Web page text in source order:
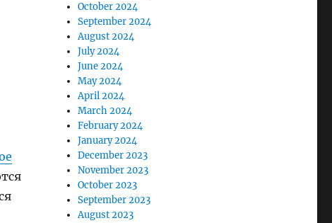
October 2024
September 2024
August 2024
July 2024
June 2024
May 2024
April 2024
March 2024
February 2024
January 2024
December 2023
November 2023
October 2023
September 2023
August 2023